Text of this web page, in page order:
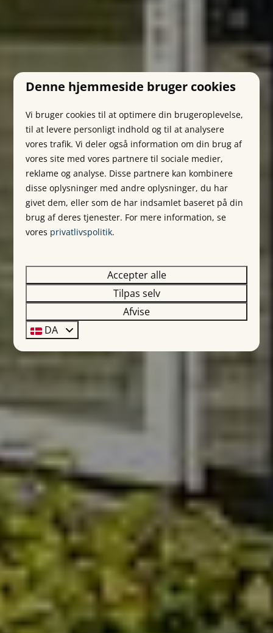
Denne hjemmeside bruger cookies
Vi bruger cookies til at optimere din brugeroplevelse,
til at levere personligt indhold og til at analysere
vores trafik. Vi deler også information om din brug af
vores site med vores partnere til sociale medier,
reklame og analyse. Disse partnere kan kombinere
disse oplysninger med andre oplysninger, du har
givet dem, eller som de har indsamlet baseret på din
brug af deres tjenester. For mere information, se
vores privatlivspolitik.
Accepter alle
Tilpas selv
Afvise
DA